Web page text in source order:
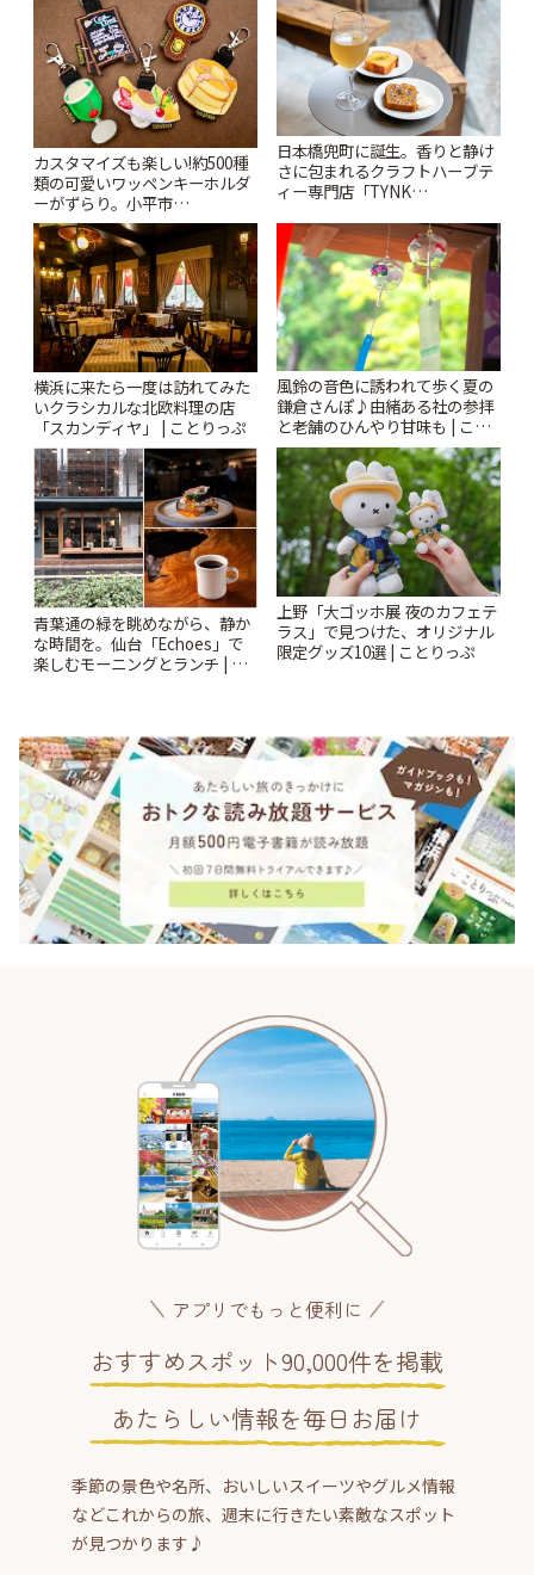
カスタマイズも楽しい!約500種
類の可愛いワッペンキーホルダ
ーがずらり。小平市
「Kimamaya T&K」 | ことりっ
ぷ
日本橋兜町に誕生。香りと静け
さに包まれるクラフトハーブテ
ィー専門店「TYNK
横浜に来たら一度は訪れてみた
いクラシカルな北欧料理の店
「スカンディヤ」 | ことりっぷ
風鈴の音色に誘われて歩く夏の
鎌倉さんぽ♪由緒ある社の参拝
と老舗のひんやり甘味も | こと
りっぷ
青葉通の緑を眺めながら、静か
な時間を。仙台「Echoes」で
楽しむモーニングとランチ | こ
上野「大ゴッホ展 夜のカフェテ
ラス」で見つけた、オリジナル
限定グッズ10選 | ことりっぷ
アプリでもっと便利に
おすすめスポット90,000件を掲載
あたらしい情報を毎日お届け
季節の景色や名所、おいしいスイーツやグルメ情報
などこれからの旅、週末に行きたい素敵なスポット
が見つかります♪